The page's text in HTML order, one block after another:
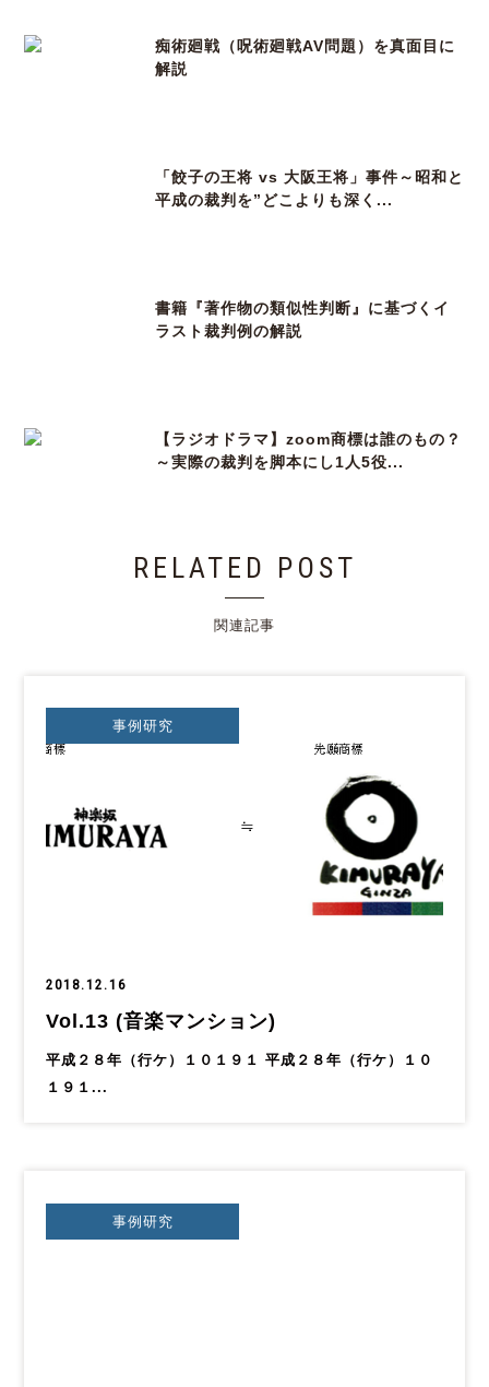
痴術廻戦（呪術廻戦AV問題）を真面目に
解説
「餃子の王将 vs 大阪王将」事件～昭和と
平成の裁判を”どこよりも深く...
書籍『著作物の類似性判断』に基づくイ
ラスト裁判例の解説
【ラジオドラマ】zoom商標は誰のもの？
～実際の裁判を脚本にし1人5役...
RELATED POST
関連記事
事例研究
2018.12.16
Vol.13 (音楽マンション)
平成２８年（行ケ）１０１９１ 平成２８年（行ケ）１０
１９１...
事例研究